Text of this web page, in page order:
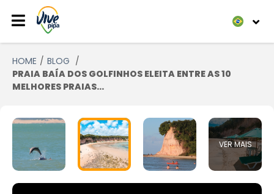
HOME
BLOG
PRAIA BAÍA DOS GOLFINHOS ELEITA ENTRE AS 10
MELHORES PRAIAS...
VER MAIS